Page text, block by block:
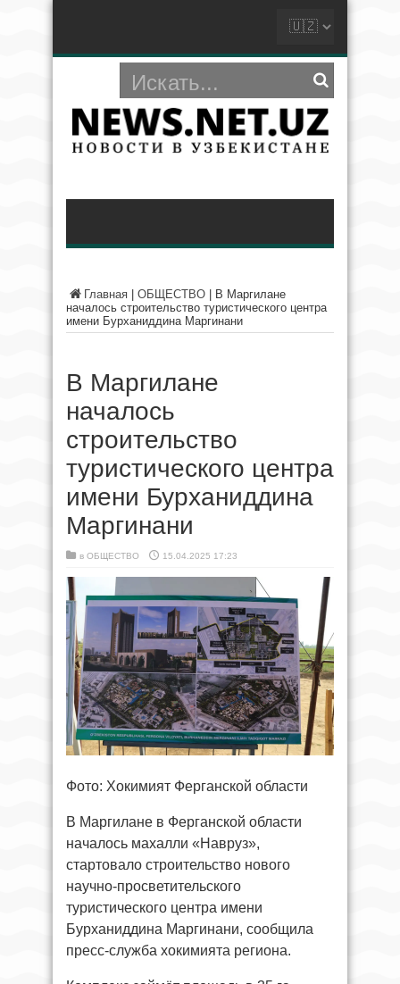
Главная ОБЩЕСТВО
В Маргилане
началось строительство туристического центра
имени Бурханиддина Маргинани
В Маргилане
началось
строительство
туристического центра
имени Бурханиддина
Маргинани
в ОБЩЕСТВО 15.04.2025 17:23
Фото: Хокимият Ферганской области
В Маргилане в Ферганской области
началось махалли «Навруз»,
стартовало строительство нового
научно-просветительского
туристического центра имени
Бурханиддина Маргинани, сообщила
пресс-служба хокимията региона.